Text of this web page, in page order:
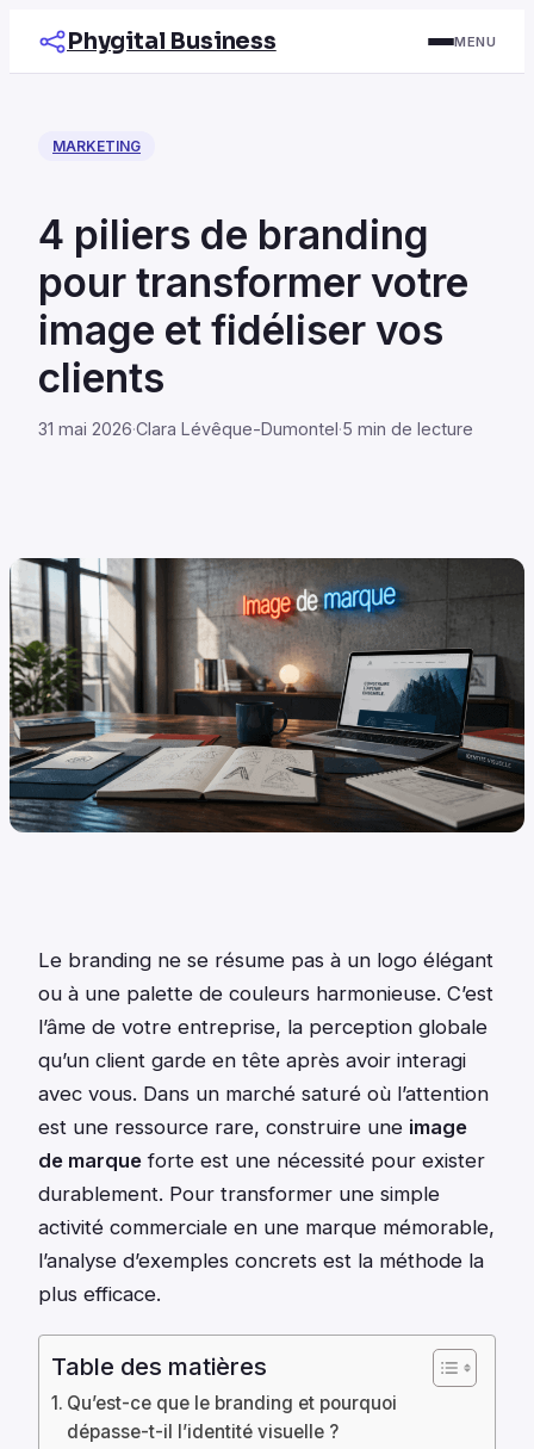
Phygital Business MENU
MARKETING
4 piliers de branding
pour transformer votre
image et fidéliser vos
clients
31 mai 2026·Clara Lévêque-Dumontel·5 min de lecture
Le branding ne se résume pas à un logo élégant
ou à une palette de couleurs harmonieuse. C’est
l’âme de votre entreprise, la perception globale
qu’un client garde en tête après avoir interagi
avec vous. Dans un marché saturé où l’attention
est une ressource rare, construire une image
de marque forte est une nécessité pour exister
durablement. Pour transformer une simple
activité commerciale en une marque mémorable,
l’analyse d’exemples concrets est la méthode la
plus efficace.
Table des matières
Qu’est-ce que le branding et pourquoi
dépasse-t-il l’identité visuelle ?